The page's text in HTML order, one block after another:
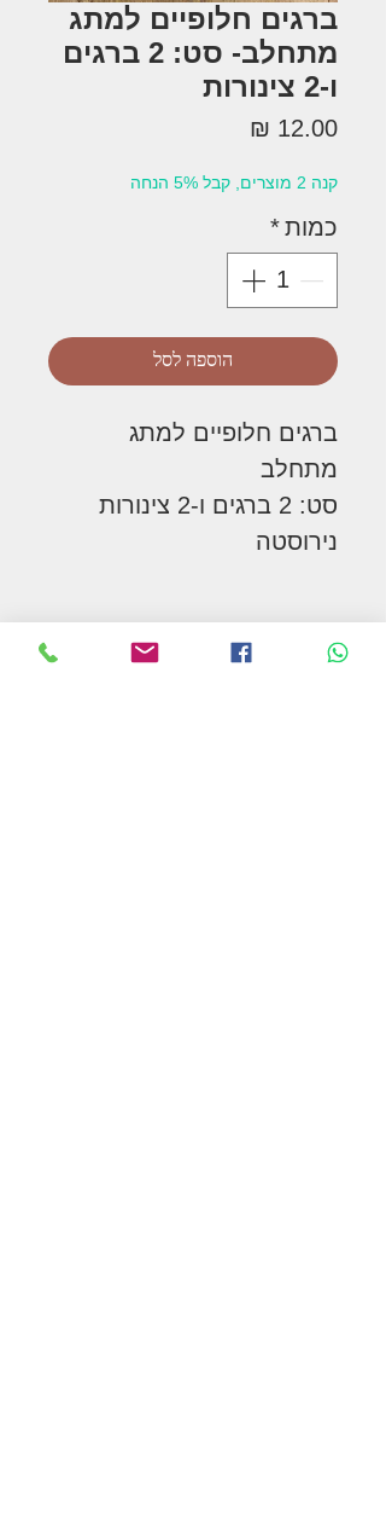
ברגים חלופיים למתג
מתחלב- סט: 2 ברגים
ו-2 צינורות
קנה 2 מוצרים, קבל 5% הנחה
כמות*
הוספה לסל
ברגים חלופיים למתג
מתחלב
סט: 2 ברגים ו-2 צינורות
נירוסטה